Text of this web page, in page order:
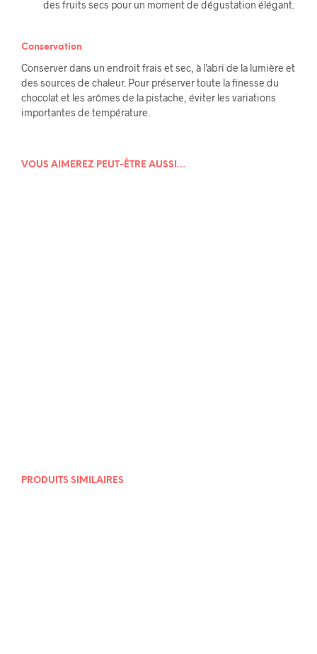
des fruits secs pour un moment de dégustation élégant.
Conservation
Conserver dans un endroit frais et sec, à l’abri de la lumière et
des sources de chaleur. Pour préserver toute la finesse du
chocolat et les arômes de la pistache, éviter les variations
importantes de température.
VOUS AIMEREZ PEUT-ÊTRE AUSSI…
PRODUITS SIMILAIRES